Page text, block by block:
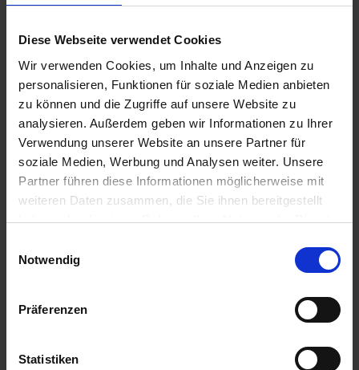
Diese Webseite verwendet Cookies
Wir verwenden Cookies, um Inhalte und Anzeigen zu
personalisieren, Funktionen für soziale Medien anbieten
zu können und die Zugriffe auf unsere Website zu
analysieren. Außerdem geben wir Informationen zu Ihrer
Verwendung unserer Website an unsere Partner für
soziale Medien, Werbung und Analysen weiter. Unsere
Partner führen diese Informationen möglicherweise mit
weiteren Daten zusammen, die Sie ihnen bereitgestellt
haben oder die sie im Rahmen Ihrer Nutzung der Dienste
Cookies, wenn Sie unsere Webseite weiterhin nutzen.
Notwendig
Präferenzen
Statistiken
24,50 €
Sofort versandfertig, Lieferzeit ca. 2-4 Werktage innerhalb
Deutschlands
In denWarenkorb
Merken Bewerten
Artikel Nr.:
Nachdruck. Preis pro Stück. Für die klassischen BMW
Bewertungen